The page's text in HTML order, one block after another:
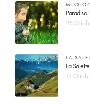
Paradiso
25
LA
La
13